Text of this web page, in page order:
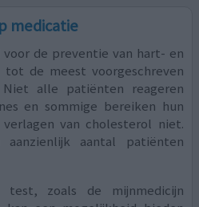
medicatie
de preventie van hart- en
de meest voorgeschreven
Niet alle patiënten reageren
en sommige bereiken hun
van cholesterol niet.
aanzienlijk aantal patiënten
test, zoals de mijnmedicijn